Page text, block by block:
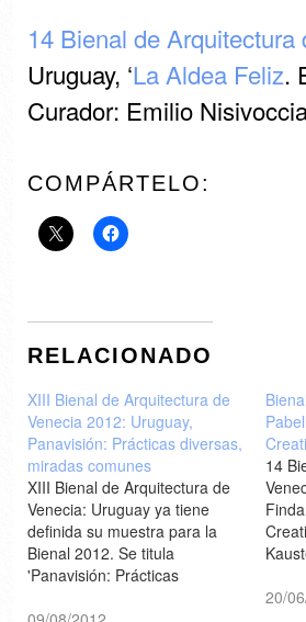
14 Bienal de Arquitectura
Uruguay, ‘La Aldea Feliz.
Curador: Emilio
COMPÁRTELO:
RELACIONADO
XIII Bienal de Arquitectura de
Venecia 2012: Uruguay,
Panavisión: Prácticas diversas,
miradas comunes
XIII Bienal de Arquitectura de
Venecia: Uruguay ya tiene
definida su muestra para la
Bienal 2012. Se titula
'Panavisión: Prácticas
14
20/